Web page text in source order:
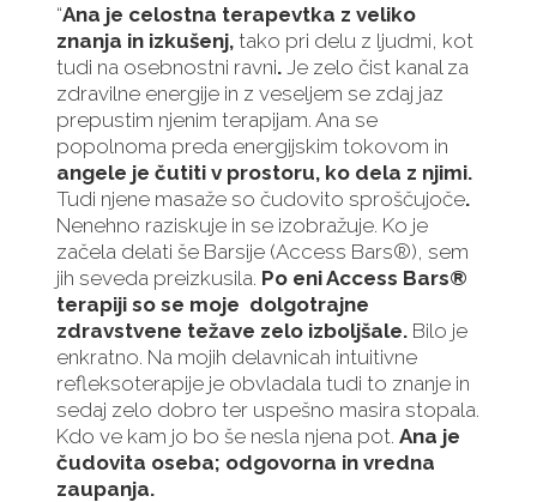
“Ana je celostna terapevtka z veliko
znanja in izkušenj, tako pri delu z ljudmi, kot
tudi na osebnostni ravni. Je zelo čist kanal za
zdravilne energije in z veseljem se zdaj jaz
prepustim njenim terapijam. Ana se
popolnoma preda energijskim tokovom in
angele je čutiti v prostoru, ko dela z njimi.
Tudi njene masaže so čudovito sproščujoče.
Nenehno raziskuje in se izobražuje. Ko je
začela delati še Barsije (Access Bars®), sem
jih seveda preizkusila. Po eni Access Bars®
terapiji so se moje dolgotrajne
zdravstvene težave zelo izboljšale. Bilo je
enkratno. Na mojih delavnicah intuitivne
refleksoterapije je obvladala tudi to znanje in
sedaj zelo dobro ter uspešno masira stopala.
Kdo ve kam jo bo še nesla njena pot. Ana je
čudovita oseba; odgovorna in vredna
zaupanja.